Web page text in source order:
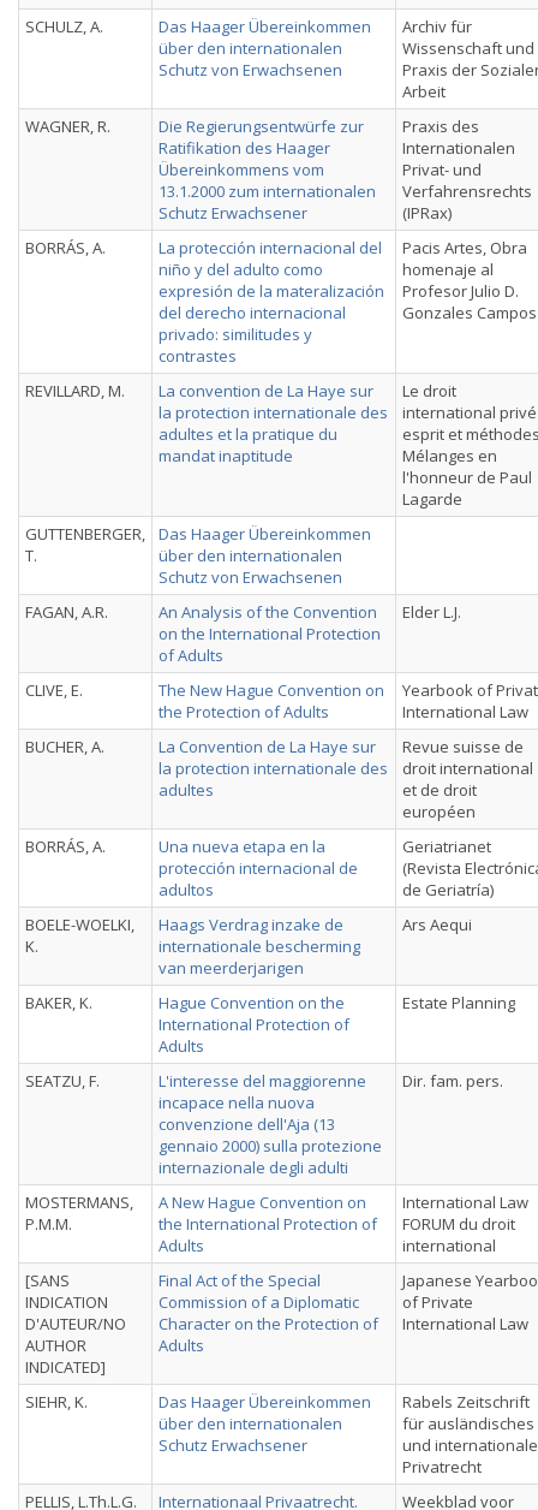
SCHULZ, A.
Das Haager Übereinkommen
über den internationalen
Schutz von Erwachsenen
Archiv für
Wissenschaft und
Praxis der
Arbeit
WAGNER, R.
Die Regierungsentwürfe zur
Ratifikation des Haager
Übereinkommens vom
13.1.2000 zum internationalen
Schutz Erwachsener
Praxis des
Internationalen
Privat- und
Verfahrensrechts
(IPRax)
BORRÁS, A.
La protección internacional del
niño y del adulto como
expresión de la materalización
del derecho internacional
privado: similitudes y
contrastes
Pacis Artes, Obra
homenaje al
Profesor Julio D.
Gonzales Campos
REVILLARD, M.
La convention de La Haye sur
la protection internationale des
adultes et la pratique du
mandat inaptitude
Le droit
international
esprit et
Mélanges en
l'honneur de Paul
Lagarde
GUTTENBERGER,
T.
Das Haager Übereinkommen
über den internationalen
Schutz von Erwachsenen
FAGAN, A.R.
An Analysis of the Convention
on the International Protection
of Adults
Elder L.J.
CLIVE, E.
The New Hague Convention on
the Protection of Adults
Yearbook of
International Law
BUCHER, A.
La Convention de La Haye sur
la protection internationale des
adultes
Revue suisse de
droit international
et de droit
européen
BORRÁS, A.
Una nueva etapa en la
protección internacional de
adultos
Geriatrianet
(Revista
de Geriatría)
BOELE-WOELKI,
K.
Haags Verdrag inzake de
internationale bescherming
van meerderjarigen
Ars Aequi
BAKER, K.
Hague Convention on the
International Protection of
Adults
Estate Planning
SEATZU, F.
L'interesse del maggiorenne
incapace nella nuova
convenzione dell'Aja (13
gennaio 2000) sulla protezione
internazionale degli adulti
Dir. fam. pers.
MOSTERMANS,
P.M.M.
A New Hague Convention on
the International Protection of
Adults
International Law
FORUM du droit
international
[SANS
INDICATION
D'AUTEUR/NO
AUTHOR
INDICATED]
Final Act of the Special
Commission of a Diplomatic
Character on the Protection of
Adults
Japanese
of Private
International Law
SIEHR, K.
Das Haager Übereinkommen
über den internationalen
Schutz Erwachsener
Rabels Zeitschrift
für ausländisches
und
Privatrecht
PELLIS, L.Th.L.G.
Internationaal Privaatrecht.
Weekblad voor